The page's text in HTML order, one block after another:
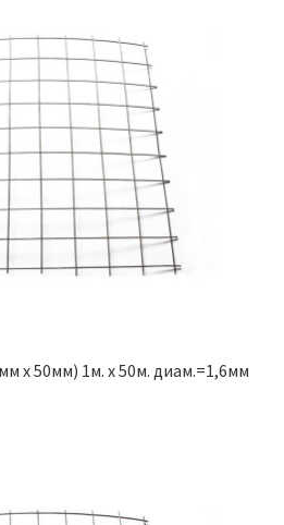
х 50мм) 1м. х 50м. диам.=1,6мм